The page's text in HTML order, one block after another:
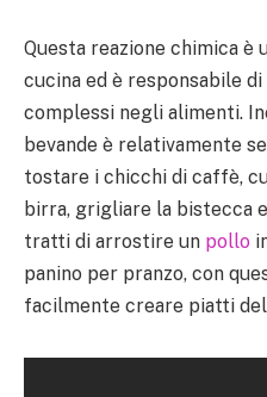
Questa reazione chimica
cucina ed è responsabile
complessi negli alimenti.
bevande è relativamente
tostare i chicchi di caffè,
birra, grigliare la bistecca
tratti di arrostire un pollo
panino per pranzo, con
facilmente creare piatti